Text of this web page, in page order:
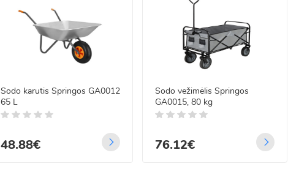
Sodo karutis Springos GA0012
65 L
48.88€
Sodo vežimėlis Springos
GA0015, 80 kg
76.12€